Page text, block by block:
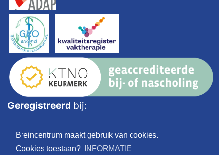
Breincentrum maakt gebruik van cookies.
Cookies toestaan?
INFORMATIE
Geregistreerd bij: